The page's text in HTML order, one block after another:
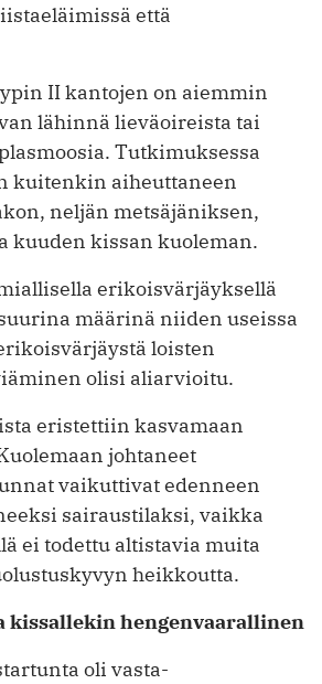
että
II kantojen on aiemmin
lähinnä lieväoireista tai
Tutkimuksessa
kuitenkin aiheuttaneen
neljän metsäjäniksen,
kuuden kissan kuoleman.
erikoisvärjäyksellä
määrinä niiden useissa
loisten
olisi aliarvioitu.
eristettiin kasvamaan
johtaneet
vaikuttivat edenneen
sairaustilaksi, vaikka
ei todettu altistavia muita
heikkoutta.
kissallekin hengenvaarallinen
oli vasta-